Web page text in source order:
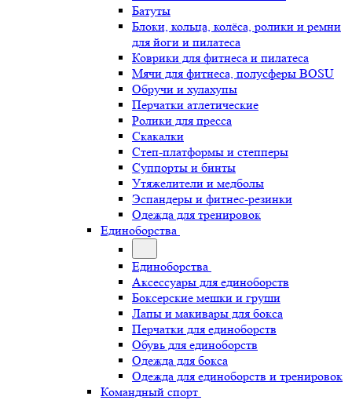
Батуты
Блоки, кольца, колёса, ролики и ремни
для йоги и пилатеса
Коврики для фитнеса и пилатеса
Мячи для фитнеса, полусферы BOSU
Обручи и хулахупы
Перчатки атлетические
Ролики для пресса
Скакалки
Степ-платформы и степперы
Суппорты и бинты
Утяжелители и медболы
Эспандеры и фитнес-резинки
Одежда для тренировок
Единоборства
Единоборства
Аксессуары для единоборств
Боксерские мешки и груши
Лапы и макивары для бокса
Перчатки для единоборств
Обувь для единоборств
Одежда для бокса
Одежда для единоборств и тренировок
Командный спорт